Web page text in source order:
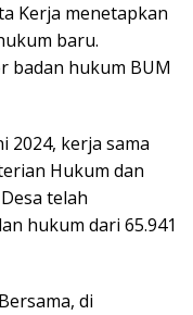
Kerja menetapkan
baru.
badan hukum BUM
2024, kerja sama
Hukum dan
telah
hukum dari 65.941
di